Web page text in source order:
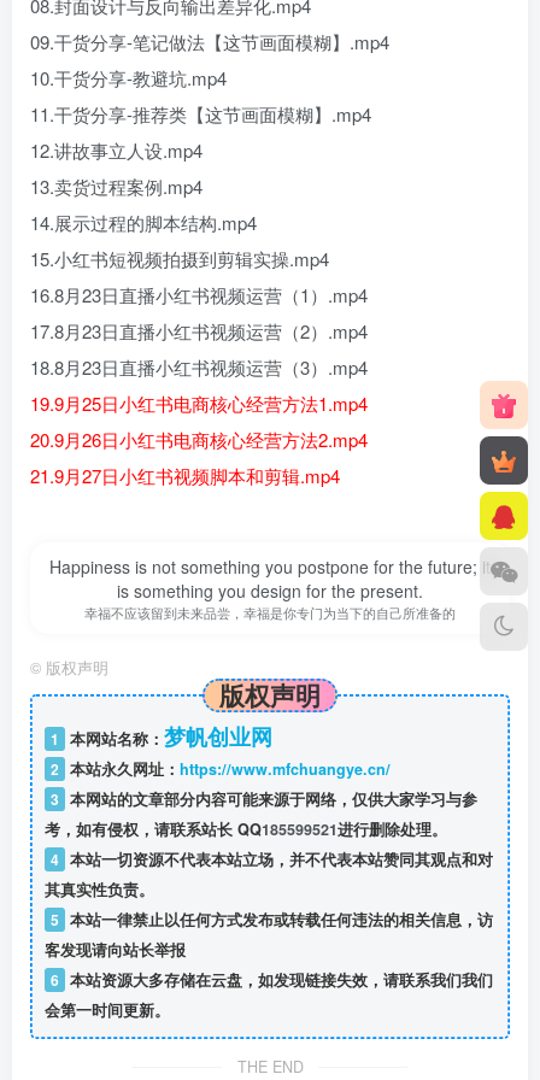
08.封面设计与反向输出差异化.mp4
09.干货分享-笔记做法【这节画面模糊】.mp4
10.干货分享-教避坑.mp4
11.干货分享-推荐类【这节画面模糊】.mp4
12.讲故事立人设.mp4
13.卖货过程案例.mp4
14.展示过程的脚本结构.mp4
15.小红书短视频拍摄到剪辑实操.mp4
16.8月23日直播小红书视频运营（1）.mp4
17.8月23日直播小红书视频运营（2）.mp4
18.8月23日直播小红书视频运营（3）.mp4
19.9月25日小红书电商核心经营方法1.mp4
20.9月26日小红书电商核心经营方法2.mp4
21.9月27日小红书视频脚本和剪辑.mp4
Happiness is not something you postpone for the future; it
is something you design for the present.
幸福不应该留到未来品尝，幸福是你专门为当下的自己所准备的
© 版权声明
版权声明
1 本网站名称： 梦帆创业网
2 本站永久网址： https://www.mfchuangye.cn/
3 本网站的文章部分内容可能来源于网络，仅供大家学习与参
考，如有侵权，请联系站长 QQ185599521进行删除处理。
4 本站一切资源不代表本站立场，并不代表本站赞同其观点和对
其真实性负责。
5 本站一律禁止以任何方式发布或转载任何违法的相关信息，访
客发现请向站长举报
6 本站资源大多存储在云盘，如发现链接失效，请联系我们我们
会第一时间更新。
THE END